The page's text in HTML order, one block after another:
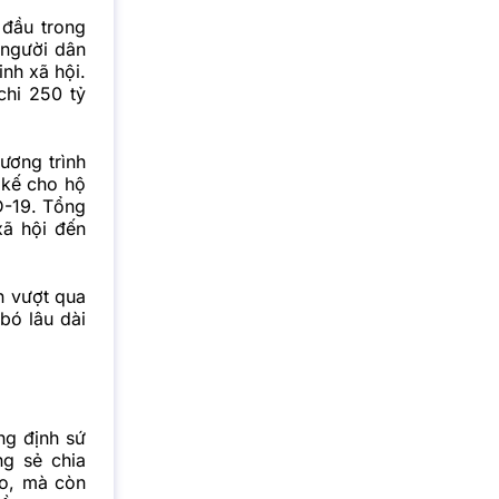
trong
dân
xã hội.
250 tỷ
trình
cho hộ
19. Tổng
hội đến
vượt qua
lâu dài
định sứ
sẻ chia
mà còn